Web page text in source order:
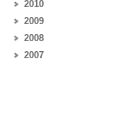
2010
2009
2008
2007